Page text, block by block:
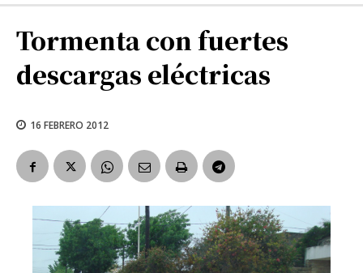
Tormenta con fuertes
descargas eléctricas
16 FEBRERO 2012